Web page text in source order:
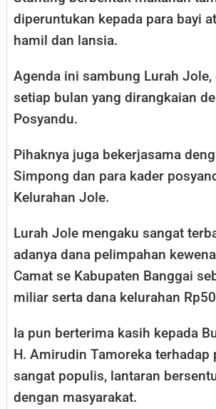
diperuntukan kepada para bayi
hamil dan lansia.
Agenda ini sambung Lurah Jole,
setiap bulan yang dirangkaian
Posyandu.
Pihaknya juga bekerjasama
Simpong dan para kader
Kelurahan Jole.
Lurah Jole mengaku sangat
adanya dana pelimpahan
Camat se Kabupaten Banggai
miliar serta dana kelurahan
Ia pun berterima kasih kepada
H. Amirudin Tamoreka terhadap
sangat populis, lantaran
dengan masyarakat.